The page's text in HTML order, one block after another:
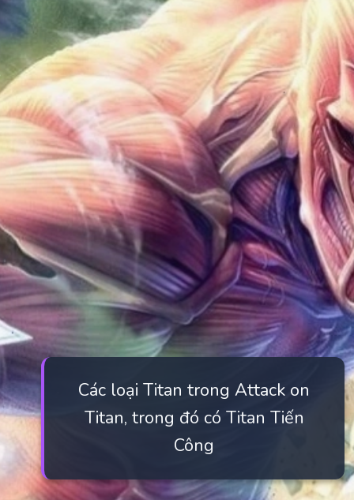
Các loại Titan trong Attack on
Titan, trong đó có Titan Tiến
Công